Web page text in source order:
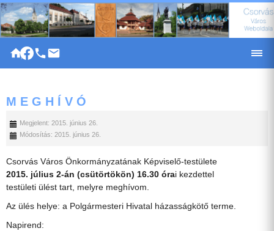
|
M E G H Í V Ó
Megjelent: 2015. június 26.
Módosítás: 2015. június 26.
Csorvás Város Önkormányzatának Képviselő-testülete
2015. július 2-án (csütörtökön) 16.30 órai kezdettel
testületi ülést tart, melyre meghívom.
Az ülés helye: a Polgármesteri Hivatal házasságkötő terme.
Napirend: